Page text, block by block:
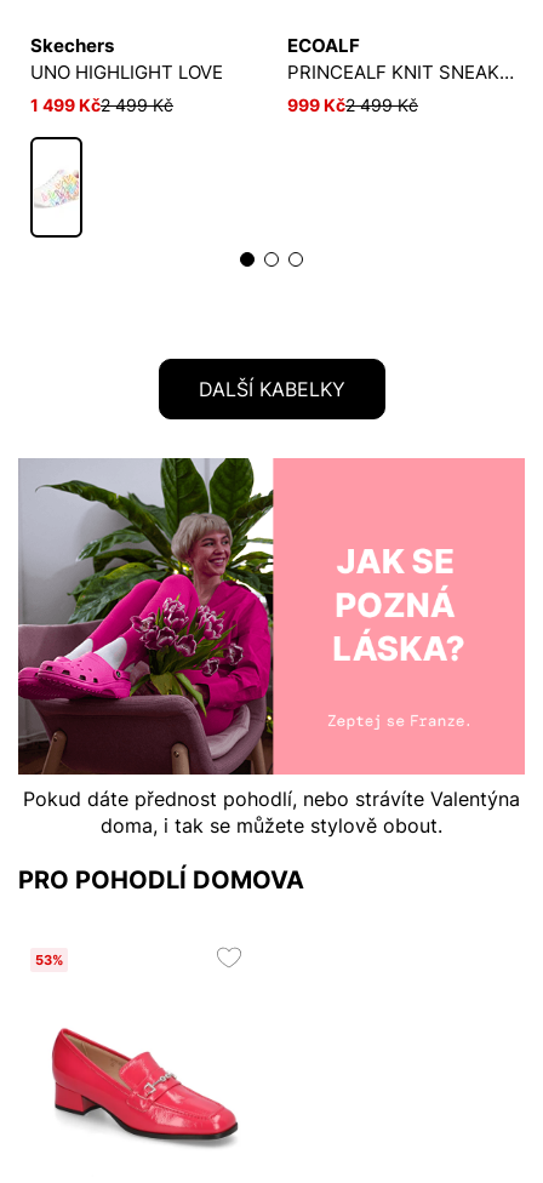
Skechers
UNO HIGHLIGHT LOVE
1 499 Kč2 499 Kč
ECOALF
PRINCEALF KNIT SNEAKERS WOMAN
999 Kč2 499 Kč
DALŠÍ KABELKY
Pokud dáte přednost pohodlí, nebo strávíte Valentýna
doma, i tak se můžete stylově obout.
PRO POHODLÍ DOMOVA
53%